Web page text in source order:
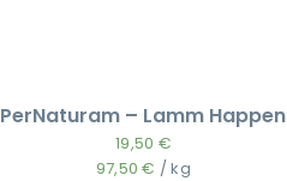
PerNaturam – Lamm Happen
19,50 €
97,50€ /kg